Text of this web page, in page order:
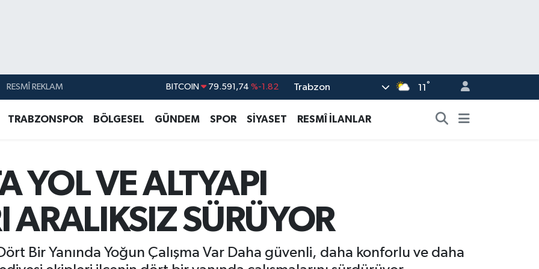
RESMÎ REKLAM DOLAR 45,43620 %0.02
BİST100 14.598,00 %0
BITCOIN 79.591,74 %-1.82
Trabzon 11 °
TRABZONSPOR BÖLGESEL GÜNDEM SPOR SİYASET RESMÎ İLANLAR
YOL VE ALTYAPI
ARALIKSIZ SÜRÜYOR
Bir Yanında Yoğun Çalışma Var Daha güvenli, daha konforlu ve daha